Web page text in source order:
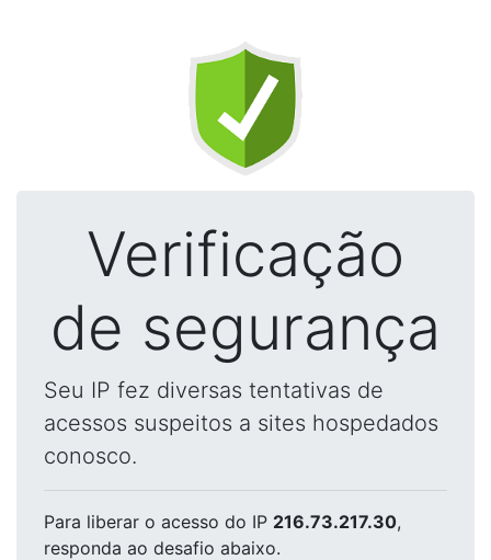
Verificação
de segurança
Seu IP fez diversas tentativas de
acessos suspeitos a sites hospedados
conosco.
Para liberar o acesso do IP 216.73.217.30,
responda ao desafio abaixo.